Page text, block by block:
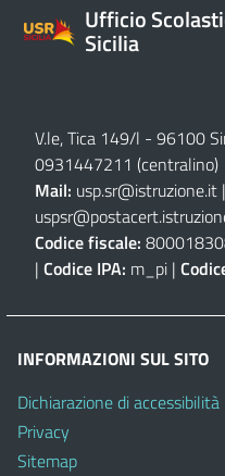
Ufficio
Sicilia
V.le, Tica 149/l - 96100
0931447211 (centralino)
Mail: usp.sr@istruzione.it |
Codice fiscale:
| Codice IPA: m_pi |
INFORMAZIONI SUL SITO
Dichiarazione di accessibilità
Privacy
Sitemap